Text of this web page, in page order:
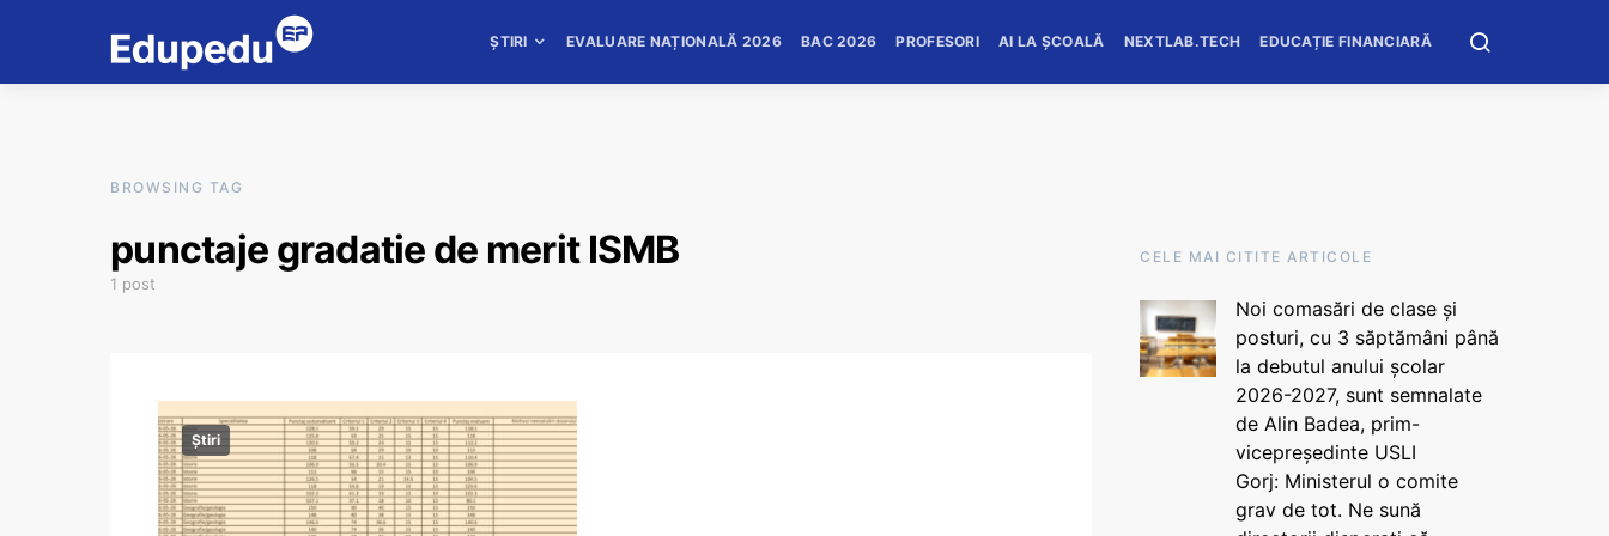
ȘTIRI EVALUARE NAȚIONALĂ 2026 BAC 2026 PROFESORI AI LA ȘCOALĂ NEXTLAB.TECH EDUCAȚIE FINANCIARĂ
BROWSING TAG
punctaje gradatie de merit ISMB
1 post
Știri
CELE MAI CITITE ARTICOLE
Noi comasări de clase și
posturi, cu 3 săptămâni până
la debutul anului școlar
2026-2027, sunt semnalate
de Alin Badea, prim-
vicepreședinte USLI
Gorj: Ministerul o comite
grav de tot. Ne sună